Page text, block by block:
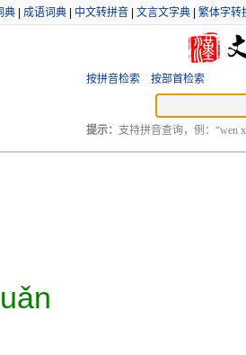
典 成语词典 中文转拼音 文言文字典 繁体字转
按拼音检索 按部首检索
提示： 支持拼音查询，例：“wen